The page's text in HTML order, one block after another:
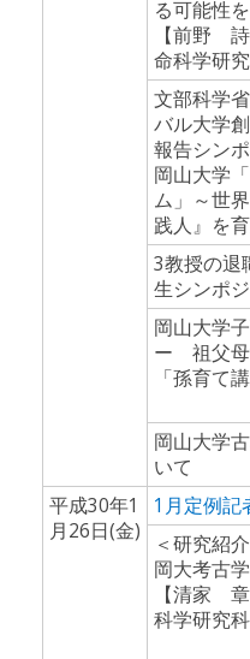
る可能性
【前野
命科学研
文部科学
バル大学
報告シン
岡山大学
ム」～世
践人』を
3教授の退
生シンポ
岡山大学
ー 祖父母
「孫育て
岡山大学
いて
平成30年1
月26日(金)
1月定例記
＜研究紹
岡大考古
【清家
科学研究